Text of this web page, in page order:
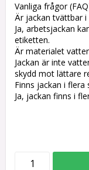
Vanliga frågor
Är jackan tvättbar i
Ja, arbetsjackan
etiketten.
Är materialet
Jackan är inte
skydd mot lättare
Finns jackan i flera
Ja, jackan finns i